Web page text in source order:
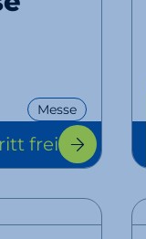
Messe
frei